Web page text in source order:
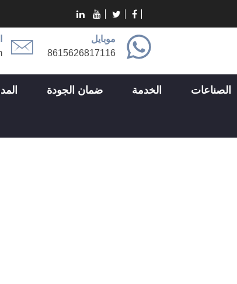
موبايل
8615626817116
الصناعات الخدمة ضمان الجودة